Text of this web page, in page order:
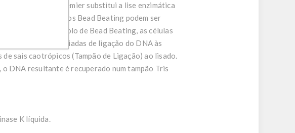
Beating Biopremier substitui a lise enzimática
Os microtubos Bead Beating podem ser
com um protocolo de Bead Beating, as células
Condições apropriadas de ligação do DNA às
sais caotrópicos (Tampão de Ligação) ao lisado.
DNA resultante é recuperado num tampão Tris
K líquida.